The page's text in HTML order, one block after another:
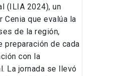
(ILIA 2024), un
que evalúa la
de la región,
preparación de cada
con la
La jornada se llevó